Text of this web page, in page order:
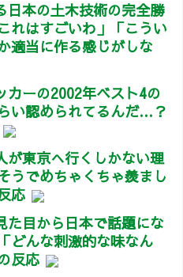
日本の土木技術の完全勝
れはすごいわ」「こうい
適当に作る感じがしな
カーの2002年ベスト4の
い認められてるんだ…？
が東京へ行くしかない理
でめちゃくちゃ羨まし
応
た目から日本で話題にな
んな刺激的な味なん
反応